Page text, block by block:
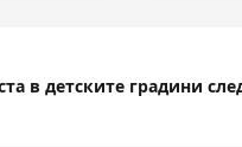
в детските градини